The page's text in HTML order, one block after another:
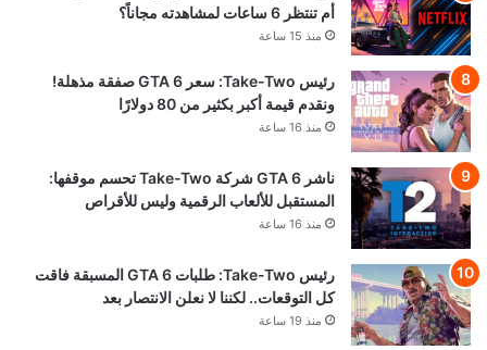
أم تنتظر 6 ساعات لمشاهدته مجاناً؟
منذ 15 ساعة
رئيس Take-Two: سعر GTA 6 صفقة مذهلة!
ونقدم قيمة أكبر بكثير من 80 دولارًا
منذ 16 ساعة
ناشر GTA 6 شركة Take-Two تحسم موقفها:
المستقبل للألعاب الرقمية وليس للأقراص
منذ 16 ساعة
رئيس Take-Two: طلبات GTA 6 المسبقة فاقت
كل التوقعات.. لكننا لا نعلن الانتصار بعد
منذ 19 ساعة